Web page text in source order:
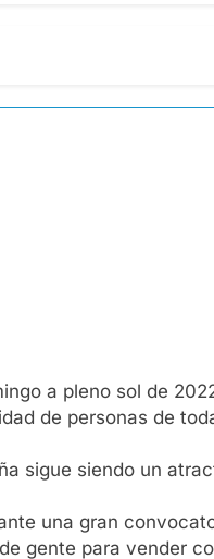
a pleno sol de
de personas de
sigue siendo un
una gran
gente para vender